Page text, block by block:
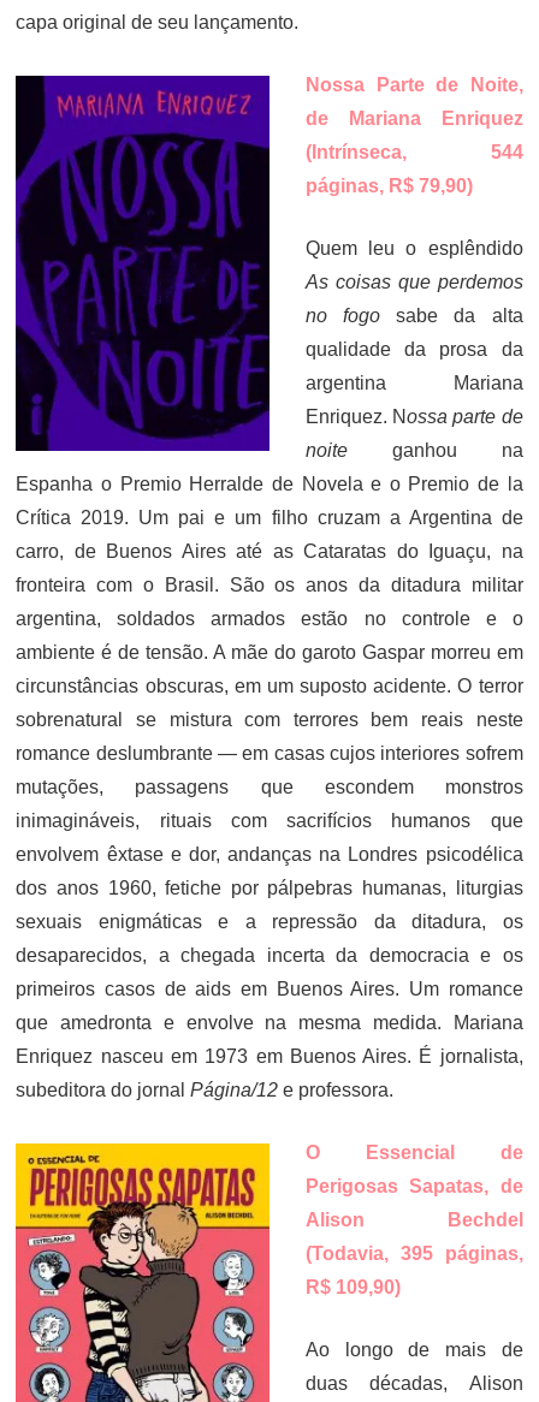
capa original de seu lançamento.
Nossa Parte de Noite,
de Mariana Enriquez
(Intrínseca, 544
páginas, R$ 79,90)
Quem leu o esplêndido
As coisas que perdemos
no fogo sabe da alta
qualidade da prosa da
argentina Mariana
Enriquez. Nossa parte de
noite ganhou na
Espanha o Premio Herralde de Novela e o Premio de la
Crítica 2019. Um pai e um filho cruzam a Argentina de
carro, de Buenos Aires até as Cataratas do Iguaçu, na
fronteira com o Brasil. São os anos da ditadura militar
argentina, soldados armados estão no controle e o
ambiente é de tensão. A mãe do garoto Gaspar morreu em
circunstâncias obscuras, em um suposto acidente. O terror
sobrenatural se mistura com terrores bem reais neste
romance deslumbrante — em casas cujos interiores sofrem
mutações, passagens que escondem monstros
inimagináveis, rituais com sacrifícios humanos que
envolvem êxtase e dor, andanças na Londres psicodélica
dos anos 1960, fetiche por pálpebras humanas, liturgias
sexuais enigmáticas e a repressão da ditadura, os
desaparecidos, a chegada incerta da democracia e os
primeiros casos de aids em Buenos Aires. Um romance
que amedronta e envolve na mesma medida. Mariana
Enriquez nasceu em 1973 em Buenos Aires. É jornalista,
subeditora do jornalPágina/12 e professora.
O Essencial de
Perigosas Sapatas, de
Alison Bechdel
(Todavia, 395 páginas,
R$ 109,90)
Ao longo de mais de
duas décadas, Alison